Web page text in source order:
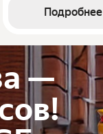
Подробнее
—